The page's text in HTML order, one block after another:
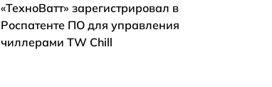
«ТехноВатт» зарегистрировал в
Роспатенте ПО для управления
чиллерами TW Chill